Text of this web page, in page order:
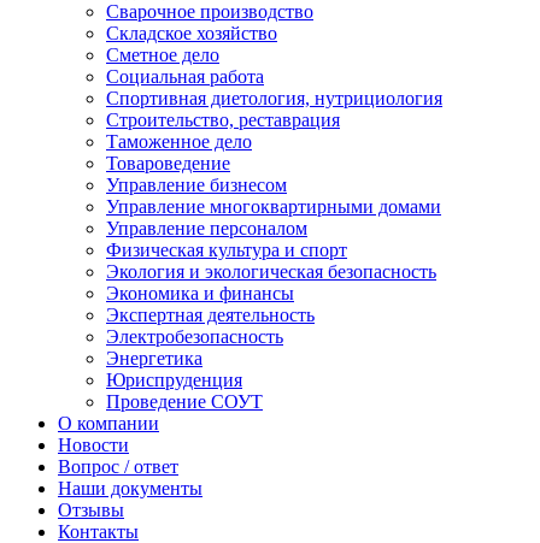
Сварочное производство
Складское хозяйство
Сметное дело
Социальная работа
Спортивная диетология, нутрициология
Строительство, реставрация
Таможенное дело
Товароведение
Управление бизнесом
Управление многоквартирными домами
Управление персоналом
Физическая культура и спорт
Экология и экологическая безопасность
Экономика и финансы
Экспертная деятельность
Электробезопасность
Энергетика
Юриспруденция
Проведение СОУТ
О компании
Новости
Вопрос / ответ
Наши документы
Отзывы
Контакты